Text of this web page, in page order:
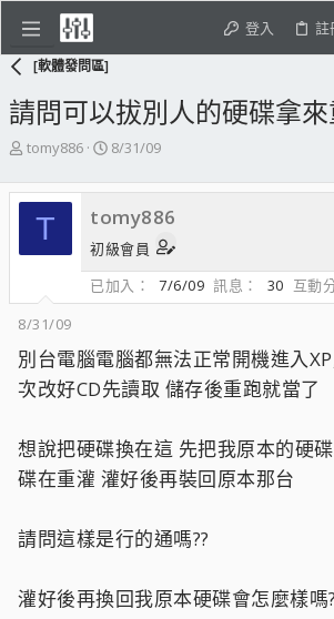
登入 註
[軟體發問區]
請問可以拔別人的硬碟拿
主
發
起
tomy886
開
日
期
8/31/09
T tomy886
初級會員
已加入
7/6/09 訊息 30 互動
8/31/09
別台電腦電腦都無法正常開機進入
次改好CD先讀取 儲存後重跑就當了
想說把硬碟換在這 先把我原本的硬
碟在重灌 灌好後再裝回原本那台
請問這樣是行的通嗎??
灌好後再換回我原本硬碟會怎麼樣嗎?